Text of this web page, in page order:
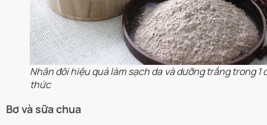
Nhân đôi hiệu quả làm sạch da và dưỡng trắng trong 1
thức
Bơ và sữa chua